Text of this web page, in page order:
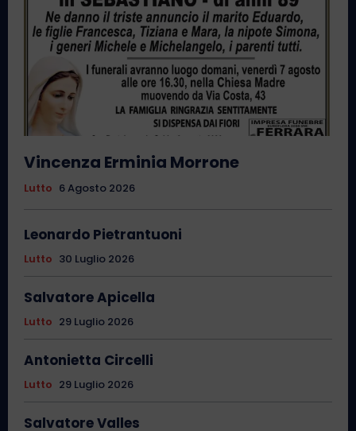
Vincenza Erminia Morrone
Lutto 6 Agosto 2026
Leonardo Pietrantuoni
Lutto 30 Luglio 2026
Salvatore Apicella
Lutto 29 Luglio 2026
Antonietta Circelli
Lutto 29 Luglio 2026
Salvatore Valles